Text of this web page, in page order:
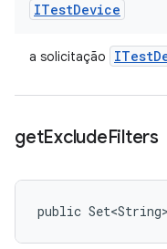
ITestDevice
a solicitação ITest
getExcludeFilters
public